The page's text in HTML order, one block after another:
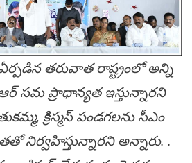
తరువాత రాష్ట్రంలో అన్ని
సమ ప్రాధాన్యత ఇస్తున్నారని
క్రిస్మస్ పండగలను సీఎం
నిర్వ‌హిస్తున్నార‌ని అన్నారు. .